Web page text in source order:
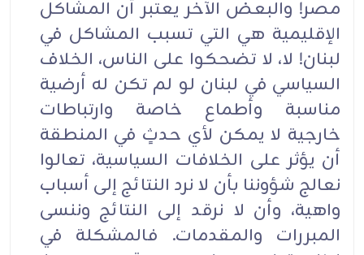
مصر! والبعض الآخر يعتبر أن المشاكل
الإقليمية هي التي تسبب المشاكل في
لبنان! لا، لا تضحكوا على الناس، الخلاف
السياسي في لبنان لو لم تكن له أرضية
مناسبة وأطماع خاصة وارتباطات
خارجية لا يمكن لأي حدثٍ في المنطقة
أن يؤثر على الخلافات السياسية، تعالوا
نعالج شؤوننا بأن لا نرد النتائج إلى أسباب
واهية، وأن لا نرقد إلى النتائج وننسى
المبررات والمقدمات. فالمشكلة في